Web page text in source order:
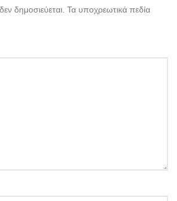
δημοσιεύεται. Τα υποχρεωτικά πεδία